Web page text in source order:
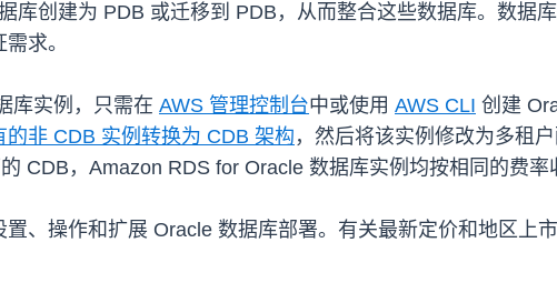
库创建为 PDB 或迁移到 PDB，从而整合这些数据库。数据
求。
库实例，只需在 AWS 管理控制台中或使用 AWS CLI 创建
的非 CDB 实例转换为 CDB 架构 ，然后将该实例修改为多租
CDB，Amazon RDS for Oracle 数据库实例均按相同的费率
、操作和扩展 Oracle 数据库部署。有关最新定价和地区上